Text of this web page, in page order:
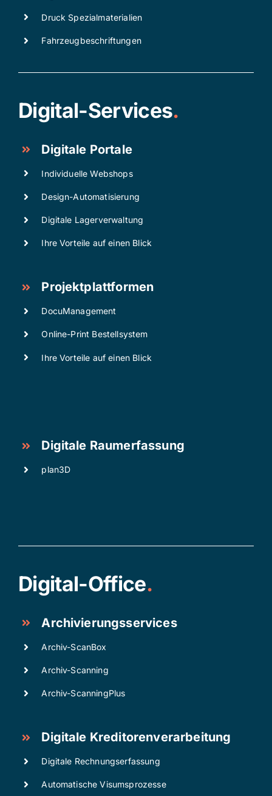
Druck Spezialmaterialien
Fahrzeugbeschriftungen
Digital-Services.
Digitale Portale
Individuelle Webshops
Design-Automatisierung
Digitale Lagerverwaltung
Ihre Vorteile auf einen Blick
Projektplattformen
DocuManagement
Online-Print Bestellsystem
Ihre Vorteile auf einen Blick
Digitale Raumerfassung
plan3D
Digital-Office.
Archivierungsservices
Archiv-ScanBox
Archiv-Scanning
Archiv-ScanningPlus
Digitale Kreditorenverarbeitung
Digitale Rechnungserfassung
Automatische Visumsprozesse